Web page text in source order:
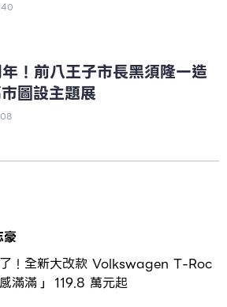
！前八王子市長黑須隆一造
圖設主題展
！全新大改款 Volkswagen T-Roc
感滿滿」 119.8 萬元起